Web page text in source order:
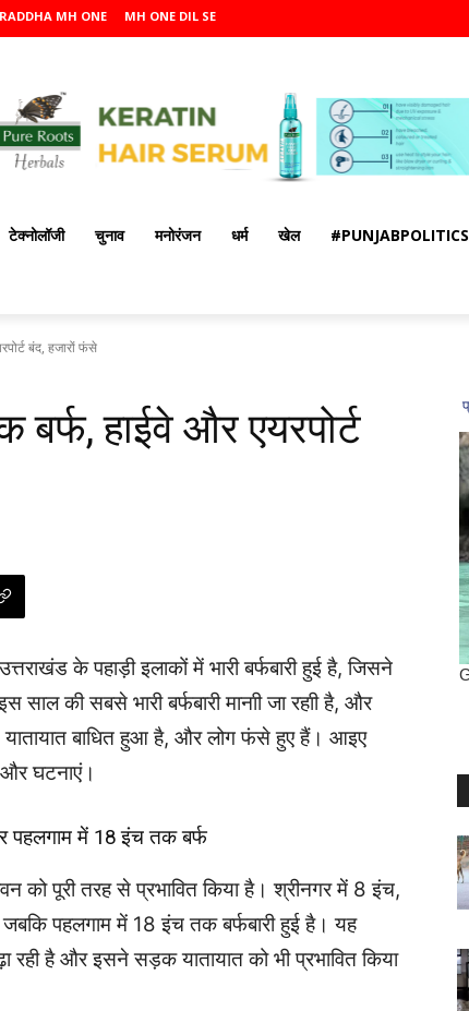
MH ONE MH ONE DIL SE
टेक्नोलॉजी चुनाव मनोरंजन धर्म खेल #PUNJABPOLITICS
बंद, हजारों फंसे
हाईवे और एयरपोर्ट
के पहाड़ी इलाकों में भारीबर्फबारीहुई है, जिसने
साल की सबसे भारीबर्फबारीमानाी जा रहाी है, और
बाधित हुआ है, और लोग फंसे हुए हैं। आइए
घटनाएं।
पहलगाम में 18 इंच तक बर्फ
को पूरी तरह से प्रभावित किया है। श्रीनगर में 8 इंच,
पहलगाम में 18 इंच तक बर्फबारी हुई है। यह
रही है और इसने सड़क यातायात को भी प्रभावित किया